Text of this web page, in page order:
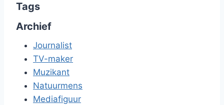
Tags
Archief
Journalist
TV-maker
Muzikant
Natuurmens
Mediafiguur